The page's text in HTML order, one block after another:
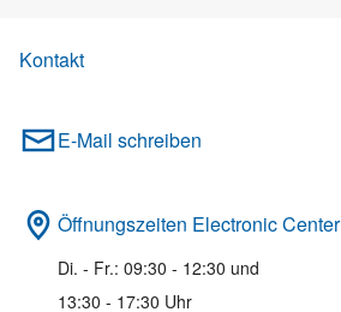
Kontakt
E-Mail schreiben
Öffnungszeiten Electronic Center
Di. - Fr.: 09:30 - 12:30 und
13:30 - 17:30 Uhr